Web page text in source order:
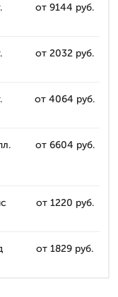
от 9144 руб.
от 2032 руб.
от 4064 руб.
от 6604 руб.
от 1220 руб.
от 1829 руб.